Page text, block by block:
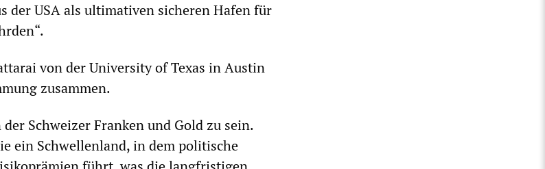
der USA als ultimativen sicheren Hafen für
von der University of Texas in Austin
zusammen.
Schweizer Franken und Gold zu sein.
ein Schwellenland, in dem politische